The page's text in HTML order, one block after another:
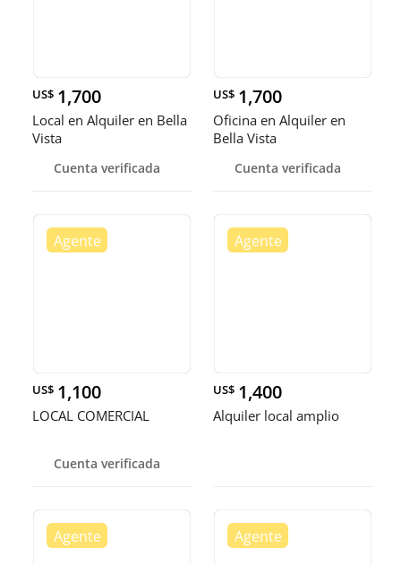
US$ 1,700
Local en Alquiler en Bella
Vista
Cuenta verificada
US$ 1,700
Oficina en Alquiler en
Bella Vista
Cuenta verificada
US$ 1,100
LOCAL COMERCIAL
Cuenta verificada
US$ 1,400
Alquiler local amplio